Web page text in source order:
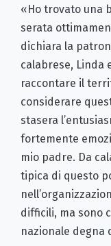
«Ho trovato una
serata
dichiara la
calabrese, Linda
raccontare il
considerare
stasera
fortemente
mio padre. Da
tipica di questo
difficili, ma sono
nazionale degna